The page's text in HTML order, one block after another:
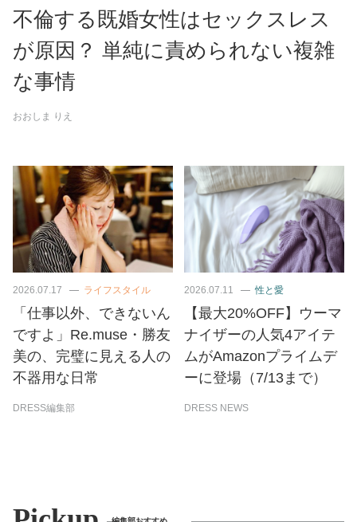
不倫する既婚女性はセックスレス
が原因？ 単純に責められない複雑
な事情
おおしま りえ
2026.07.17 ライフスタイル
「仕事以外、できないん
ですよ」Re.muse・勝友
美の、完璧に見える人の
不器用な日常
DRESS編集部
2026.07.11 性と愛
【最大20%OFF】ウーマ
ナイザーの人気4アイテ
ムがAmazonプライムデ
ーに登場（7/13まで）
DRESS NEWS